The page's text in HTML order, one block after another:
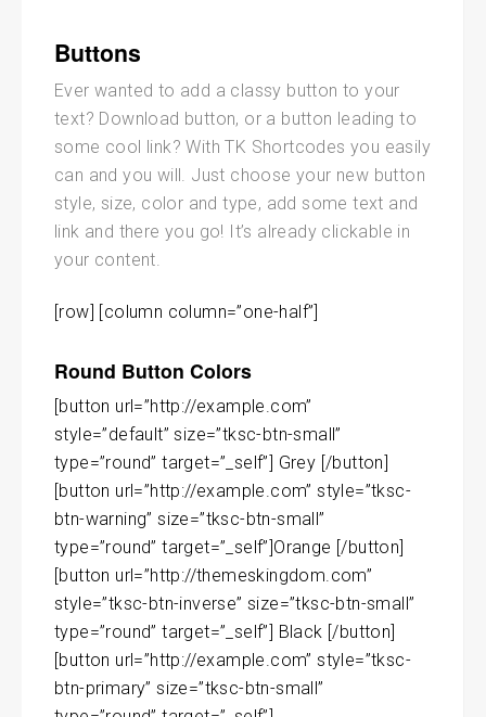
Buttons
Ever wanted to add a classy button to your
text? Download button, or a button leading to
some cool link? With TK Shortcodes you easily
can and you will. Just choose your new button
style, size, color and type, add some text and
link and there you go! It’s already clickable in
your content.
[row] [column column=”one-half”]
Round Button Colors
[button url=”http://example.com”
style=”default” size=”tksc-btn-small”
type=”round” target=”_self”] Grey [/button]
[button url=”http://example.com” style=”tksc-
btn-warning” size=”tksc-btn-small”
type=”round” target=”_self”]Orange [/button]
[button url=”http://themeskingdom.com”
style=”tksc-btn-inverse” size=”tksc-btn-small”
type=”round” target=”_self”] Black [/button]
[button url=”http://example.com” style=”tksc-
btn-primary” size=”tksc-btn-small”